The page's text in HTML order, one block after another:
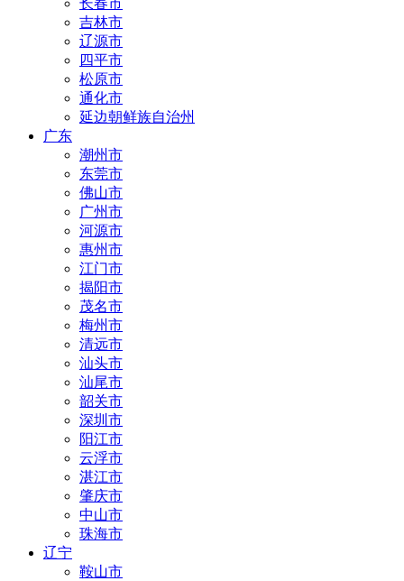
吉林市
辽源市
四平市
松原市
通化市
延边朝鲜族自治州
广东
潮州市
东莞市
佛山市
广州市
河源市
惠州市
江门市
揭阳市
茂名市
梅州市
清远市
汕头市
汕尾市
韶关市
深圳市
阳江市
云浮市
湛江市
肇庆市
中山市
珠海市
辽宁
鞍山市